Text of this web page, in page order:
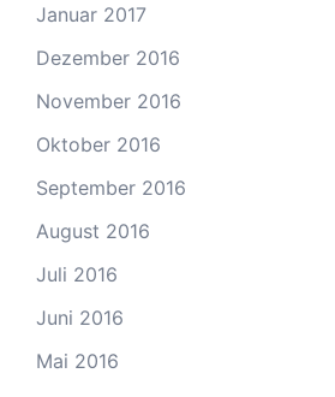
Januar 2017
Dezember 2016
November 2016
Oktober 2016
September 2016
August 2016
Juli 2016
Juni 2016
Mai 2016